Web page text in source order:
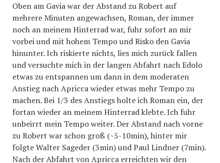
Oben am Gavia war der Abstand zu Robert auf
mehrere Minuten angewachsen, Roman, der immer
noch an meinem Hinterrad war, fuhr sofort an mir
vorbei und mit hohem Tempo und Risko den Gavia
hinunter. Ich riskierte nichts, lies mich zurück fallen
und versuchte mich in der langen Abfahrt nach Edolo
etwas zu entspannen um dann in dem moderaten
Anstieg nach Apricca wieder etwas mehr Tempo zu
machen. Bei 1/3 des Anstiegs holte ich Roman ein, der
fortan wieder an meinem Hinterrad klebte. Ich fuhr
unbeirrt mein Tempo weiter. Der Abstand nach vorne
zu Robert war schon groß (~5-10min), hinter mir
folgte Walter Sageder (3min) und Paul Lindner (7min).
Nach der Abfahrt von Apricca erreichten wir den